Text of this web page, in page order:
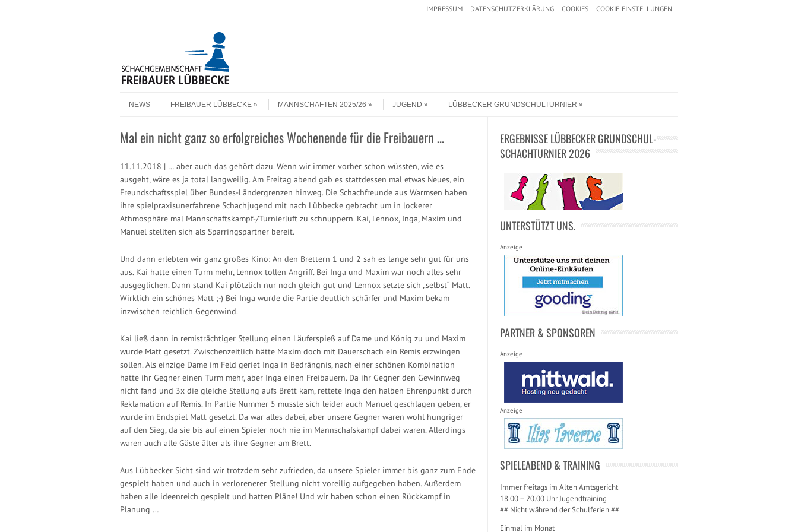
IMPRESSUM DATENSCHUTZERKLÄRUNG COOKIES COOKIE-EINSTELLUNGEN
Menu
NEWS
FREIBAUER LÜBBECKE MANNSCHAFTEN 2025/26 JUGEND LÜBBECKER GRUNDSCHULTURNIER
Mal ein nicht ganz so erfolgreiches Wochenende für die Freibauern …
11.11.2018 | … aber auch das gehört dazu. Wenn wir immer vorher schon wüssten, wie es
ausgeht, wäre es ja total langweilig. Am Freitag abend gab es stattdessen mal etwas Neues, ein
Freundschaftsspiel über Bundes-Ländergrenzen hinweg. Die Schachfreunde aus Warmsen haben
ihre spielpraxisunerfahrene Schachjugend mit nach Lübbecke gebracht um in lockerer
Athmosphäre mal Mannschaftskampf-/Turnierluft zu schnuppern. Kai, Lennox, Inga, Maxim und
Manuel stellten sich als Sparringspartner bereit.
Und dann erlebten wir ganz großes Kino: An den Brettern 1 und 2 sah es lange sehr gut für uns
aus. Kai hatte einen Turm mehr, Lennox tollen Angriff. Bei Inga und Maxim war noch alles sehr
ausgeglichen. Dann stand Kai plötzlich nur noch gleich gut und Lennox setzte sich „selbst“ Matt.
Wirklich ein schönes Matt ;-) Bei Inga wurde die Partie deutlich schärfer und Maxim bekam
inzwischen reichlich Gegenwind.
Kai ließ dann in remisträchtiger Stellung einen Läuferspieß auf Dame und König zu und Maxim
wurde Matt gesetzt. Zwischenzeitlich hätte Maxim doch mit Dauerschach ein Remis erzwingen
sollen. Als einzige Dame im Feld geriet Inga in Bedrängnis, nach einer schönen Kombination
hatte ihr Gegner einen Turm mehr, aber Inga einen Freibauern. Da ihr Gegner den Gewinnweg
nicht fand und 3x die gleiche Stellung aufs Brett kam, rettete Inga den halben Ehrenpunkt durch
Reklamation auf Remis. In Partie Nummer 5 musste sich leider auch Manuel geschlagen geben, er
wurde im Endspiel Matt gesetzt. Da war alles dabei, aber unsere Gegner waren wohl hungriger
auf den Sieg, da sie bis auf einen Spieler noch nie im Mannschafskampf dabei waren. Allerdings
waren auch alle Gäste älter als ihre Gegner am Brett.
Aus Lübbecker Sicht sind wir trotzdem sehr zufrieden, da unsere Spieler immer bis ganz zum Ende
gespielt haben und auch in verlorenerer Stellung nicht voreilig aufgegeben haben. Außerdem
haben alle ideenreich gespielt und hatten Pläne! Und wir haben schon einen Rückkampf in
Planung …
ERGEBNISSE LÜBBECKER GRUNDSCHUL-
SCHACHTURNIER 2026
UNTERSTÜTZT UNS.
Anzeige
PARTNER & SPONSOREN
Anzeige
Anzeige
SPIELEABEND & TRAINING
Immer freitags im Alten Amtsgericht
18.00 – 20.00 Uhr Jugendtraining
## Nicht während der Schulferien ##
Einmal im Monat